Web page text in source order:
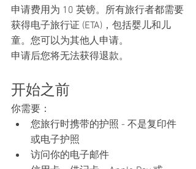
申请费用为 10 英镑。所有旅行者都需要
获得电子旅行证 (ETA)，包括婴儿和儿
童。您可以为其他人申请。
申请后您将无法获得退款。
开始之前
你需要：
您旅行时携带的护照 - 不是复印件
或电子护照
访问你的电子邮件